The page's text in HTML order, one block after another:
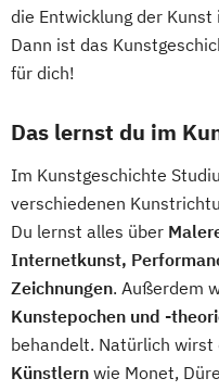
die Entwicklung der
Dann ist das
für dich!
Das lernst du im
Im Kunstgeschichte
verschiedenen
Du lernst alles über
Internetkunst,
Zeichnungen. Außerdem
Kunstepochen und -
behandelt. Natürlich wirst
Künstlern wie Monet,